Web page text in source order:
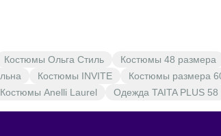
Костюмы Ольга Стиль Костюмы 48 размера
Костюмы INVITE Костюмы размера
Костюмы Anelli Laurel Одежда TAITA PLUS 58